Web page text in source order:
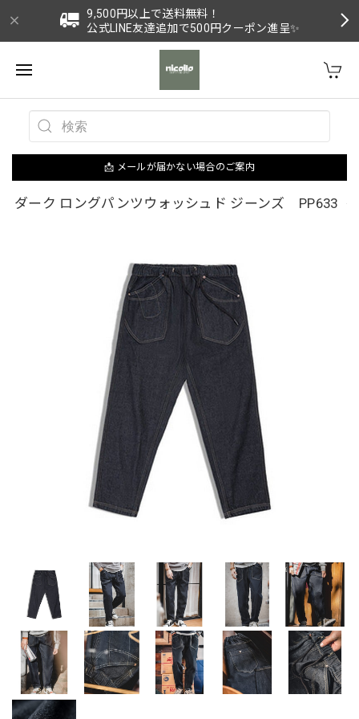
9,500円以上で送料無料！
公式LINE友達追加で500円クーポン進呈✨
📩 メールが届かない場合のご案内
ダーク ロングパンツウォッシュド ジーンズ PP633